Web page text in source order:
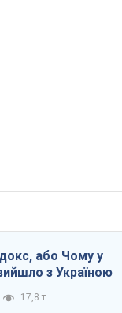
або Чому у
з Україною
17,8 т.